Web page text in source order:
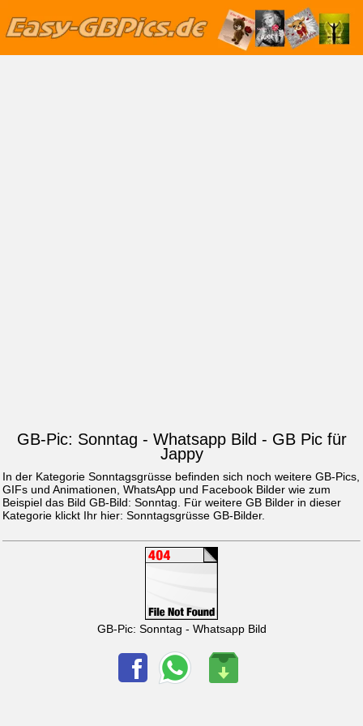
GB-Pic: Sonntag - Whatsapp Bild - GB Pic für
Jappy
In der Kategorie Sonntagsgrüsse befinden sich noch weitere GB-Pics,
GIFs und Animationen, WhatsApp und Facebook Bilder wie zum
Beispiel das Bild GB-Bild: Sonntag. Für weitere GB Bilder in dieser
Kategorie klickt Ihr hier: Sonntagsgrüsse GB-Bilder.
GB-Pic: Sonntag - Whatsapp Bild